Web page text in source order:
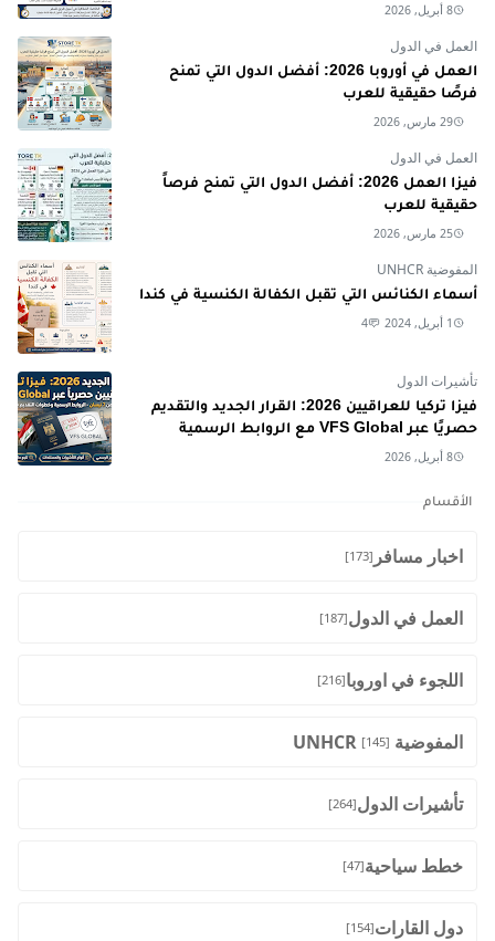
8 أبريل, 2026
العمل في الدول
العمل في أوروبا 2026: أفضل الدول التي تمنح
فرصًا حقيقية للعرب
29 مارس, 2026
العمل في الدول
فيزا العمل 2026: أفضل الدول التي تمنح فرصاً
حقيقية للعرب
25 مارس, 2026
المفوضية UNHCR
أسماء الكنائس التي تقبل الكفالة الكنسية في كندا
1 أبريل, 2024 4
تأشيرات الدول
فيزا تركيا للعراقيين 2026: القرار الجديد والتقديم
حصريًا عبر VFS Global مع الروابط الرسمية
8 أبريل, 2026
الأقسام
اخبار مسافر [173]
العمل في الدول[187]
اللجوء في اوروبا[216]
المفوضية UNHCR [145]
تأشيرات الدول[264]
خطط سياحية[47]
دول القارات[154]